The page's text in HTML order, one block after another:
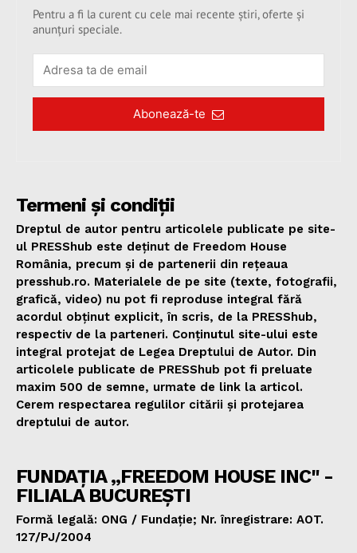
Pentru a fi la curent cu cele mai recente știri, oferte și
anunțuri speciale.
Abonează-te
Termeni și condiții
Dreptul de autor pentru articolele publicate pe site-
ul PRESShub este deținut de Freedom House
România, precum și de partenerii din rețeaua
presshub.ro. Materialele de pe site (texte, fotografii,
grafică, video) nu pot fi reproduse integral fără
acordul obținut explicit, în scris, de la PRESShub,
respectiv de la parteneri. Conținutul site-ului este
integral protejat de Legea Dreptului de Autor. Din
articolele publicate de PRESShub pot fi preluate
maxim 500 de semne, urmate de link la articol.
Cerem respectarea regulilor citării și protejarea
dreptului de autor.
FUNDAȚIA „FREEDOM HOUSE INC" -
FILIALA BUCUREȘTI
Formă legală: ONG / Fundație; Nr. înregistrare: AOT.
127/PJ/2004